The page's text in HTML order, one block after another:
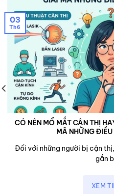
CÓ NÊN MỔ MẮT CẬN THỊ
MÃ NHỮNG
Đối với những người bị cận
gắn
XEM
03
Th6